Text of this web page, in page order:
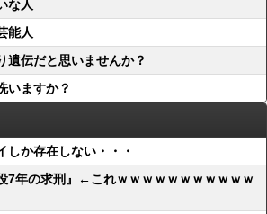
な人
能人
遺伝だと思いませんか？
いますか？
しか存在しない・・・
7年の求刑』←これｗｗｗｗｗｗｗｗｗｗｗ